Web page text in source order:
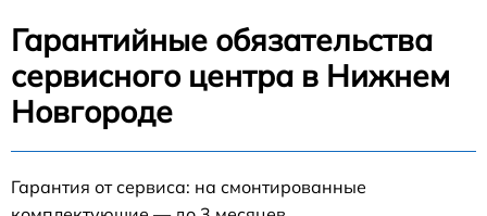
Гарантийные обязательства
сервисного центра в Нижнем
Новгороде
Гарантия от сервиса: на смонтированные